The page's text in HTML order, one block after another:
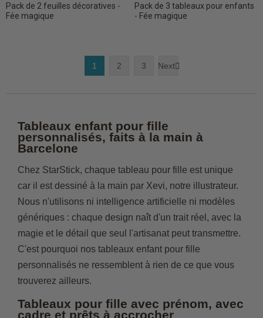
Pack de 2 feuilles décoratives -
Fée magique
Pack de 3 tableaux pour enfants
- Fée magique
1 2 3 Next
Tableaux enfant pour fille
personnalisés, faits à la main à
Barcelone
Chez StarStick, chaque tableau pour fille est unique
car il est dessiné à la main par Xevi, notre illustrateur.
Nous n'utilisons ni intelligence artificielle ni modèles
génériques : chaque design naît d'un trait réel, avec la
magie et le détail que seul l'artisanat peut transmettre.
C'est pourquoi nos tableaux enfant pour fille
personnalisés ne ressemblent à rien de ce que vous
trouverez ailleurs.
Tableaux pour fille avec prénom, avec
cadre et prêts à accrocher